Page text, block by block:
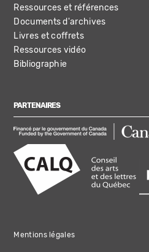
Ressources et références
Documents d'archives
Livres et coffrets
Ressources vidéo
Bibliographie
PARTENAIRES
Mentions légales